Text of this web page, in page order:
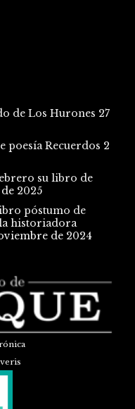
de Los Hurones 27
poesía Recuerdos 2
su libro de
2025
póstumo de
historiadora
de 2024